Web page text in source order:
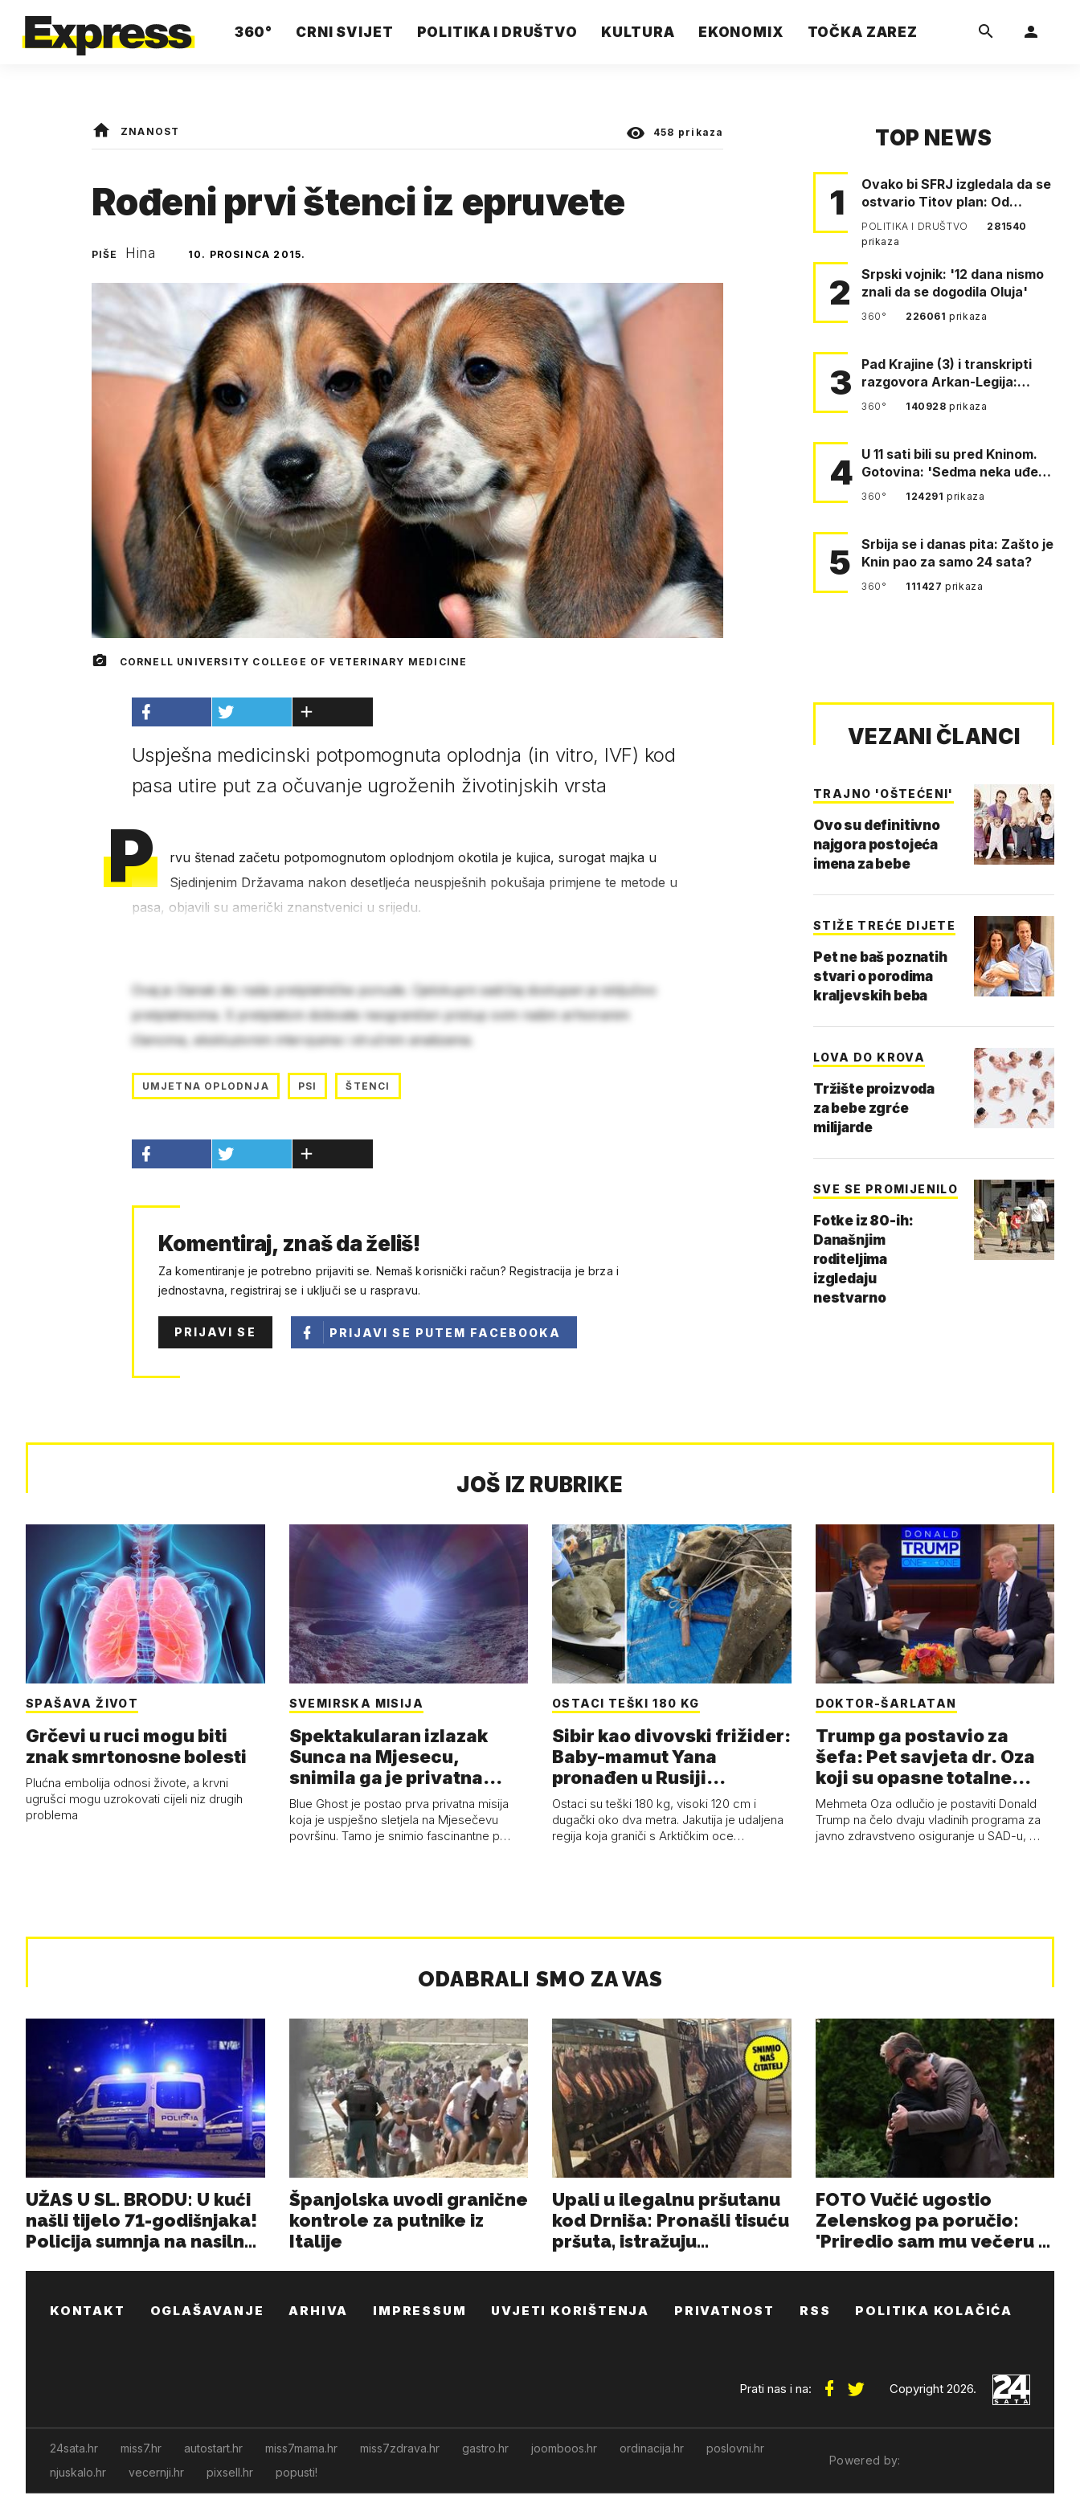
360° CRNI SVIJET POLITIKA I DRUŠTVO KULTURA EKONOMIX TOČKA ZAREZ
ZNANOST 458 prikaza
Rođeni prvi štenci iz epruvete
PIŠE Hina 10. PROSINCA 2015.
CORNELL UNIVERSITY COLLEGE OF VETERINARY MEDICINE
Uspješna medicinski potpomognuta oplodnja (in vitro, IVF) kod
pasa utire put za očuvanje ugroženih životinjskih vrsta
P
rvu štenad začetu potpomognutom oplodnjom okotila je kujica, surogat majka u
Sjedinjenim Državama nakon desetljeća neuspješnih pokušaja primjene te metode u
pasa, objavili su američki znanstvenici u srijedu.
Ovaj je članak dio naše pretplatničke ponude. Cjelokupni sadržaj dostupan je isključivo
pretplatnicima. S pretplatom dobivate neograničen pristup svim našim arhiviranim
člancima, ekskluzivnim intervjuima i stručnim analizama.
UMJETNA OPLODNJA PSI ŠTENCI
Komentiraj, znaš da želiš!
Za komentiranje je potrebno prijaviti se. Nemaš korisnički račun? Registracija je brza i
jednostavna, registriraj se i uključi se u raspravu.
PRIJAVI SE PRIJAVI SE PUTEM FACEBOOKA
TOP NEWS
1
Ovako bi SFRJ izgledala da se
ostvario Titov plan: Od
Klagenfurta do Istanbula!
POLITIKA I DRUŠTVO
281540
prikaza
2
Srpski vojnik: '12 dana nismo
znali da se dogodila Oluja'
360° 226061prikaza
3
Pad Krajine (3) i transkripti
razgovora Arkan-Legija:
'Čujem, prelazite ustašam…
360° 140928prikaza
4 U 11 sati bili su pred Kninom.
Gotovina: 'Sedma neka uđe,
4. gardijska neka g…
360° 124291prikaza
5
Srbija se i danas pita: Zašto je
Knin pao za samo 24 sata?
360° 111427prikaza
VEZANI ČLANCI
TRAJNO 'OŠTEĆENI'
Ovo su definitivno
najgora postojeća
imena za bebe
STIŽE TREĆE DIJETE
Pet ne baš poznatih
stvari o porodima
kraljevskih beba
LOVA DO KROVA
Tržište proizvoda
za bebe zgrće
milijarde
SVE SE PROMIJENILO
Fotke iz 80-ih:
Današnjim
roditeljima
izgledaju
nestvarno
JOŠ IZ RUBRIKE
SPAŠAVA ŽIVOT
Grčevi u ruci mogu biti
znak smrtonosne bolesti
Plućna embolija odnosi živote, a krvni
ugrušci mogu uzrokovati cijeli niz drugih
problema
SVEMIRSKA MISIJA
Spektakularan izlazak
Sunca na Mjesecu,
snimila ga je privatna
letjelica - 'Pla…
Blue Ghost je postao prva privatna misija
koja je uspješno sletjela na Mjesečevu
površinu. Tamo je snimio fascinantne p…
OSTACI TEŠKI 180 KG
Sibir kao divovski frižider:
Baby-mamut Yana
pronađen u Rusiji
najsačuvaniji je…
Ostaci su teški 180 kg, visoki 120 cm i
dugački oko dva metra. Jakutija je udaljena
regija koja graniči s Arktičkim oce…
DOKTOR-ŠARLATAN
Trump ga postavio za
šefa: Pet savjeta dr. Oza
koji su opasne totalne
budalašti…
Mehmeta Oza odlučio je postaviti Donald
Trump na čelo dvaju vladinih programa za
javno zdravstveno osiguranje u SAD-u, …
KONTAKT OGLAŠAVANJE ARHIVA IMPRESSUM UVJETI KORIŠTENJA PRIVATNOST RSS POLITIKA KOLAČIĆA
Prati nas i na: Copyright 2026.
24sata.hr miss7.hr autostart.hr miss7mama.hr miss7zdrava.hr gastro.hr joomboos.hr ordinacija.hr
poslovni.hr
njuskalo.hr
vecernji.hr pixsell.hr popusti!
Powered by: